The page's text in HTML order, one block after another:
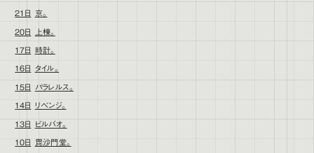
21日 京。
20日 上棟。
17日 時計。
16日 タイル。
15日 パラレルス。
14日 リベンジ。
13日 ビルバオ。
10日 毘沙門堂。